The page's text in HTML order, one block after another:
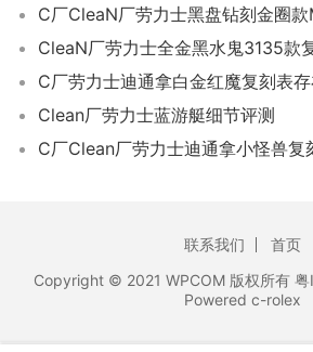
C厂劳力士迪通拿白金红魔复刻表
Clean厂劳力士蓝游艇细节评测
C厂Clean厂劳力士迪通拿小怪兽复
联系我们
首页
Copyright © 2021 WPCOM 版权所有
Powered c-rolex